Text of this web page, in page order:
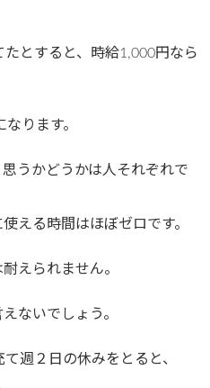
とすると、時給1,000円なら
ります。
うかどうかは人それぞれで
える時間はほぼゼロです。
えられません。
ないでしょう。
週２日の休みをとると、